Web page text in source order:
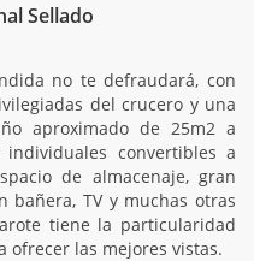
Sellado
no te defraudará, con
del crucero y una
aproximado de 25m2 a
convertibles a
de almacenaje, gran
bañera, TV y muchas otras
tiene la particularidad
ofrecer las mejores vistas.